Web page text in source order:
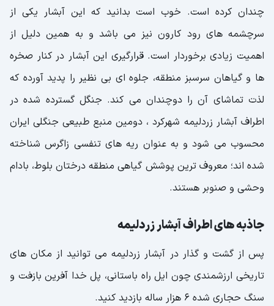
چندان کرده است. خوب است بدانید که این آبشار یکی از
سرچشمه های رود کارون نیز می باشد و به همین دلیل از
اهمیت زیادی برخوردار است. قرارگیری این آبشار در کنار صخره
ها و گیاهان سرسبز منطقه، جلوه ای بی نظیر را پدید آورده که
لذت تماشای آن را دوچندان می کند. جنگل گسترده شده در
اطراف آبشار زردلیمه شهرکرد ، دومین منبع طبیعی جنگلی ایران
محسوب می شود و به عنوان ریه های تنفسی زاگرس شناخته
شده اند؛ معروف ترین پوشش گیاهی منطقه درختان بلوط، بادام
وحشی و صنوبر هستند.
جاذبه های اطراف آبشار زردلیمه
پس از گشت و گذار در آبشار زردلیمه می توانید از مکان های
تاریخی ارزشمندی چون ایل راه باستانی، پل خدا آفرین بازفت و
سنگ حجاری شده 6 هزار ساله بازدید کنید.